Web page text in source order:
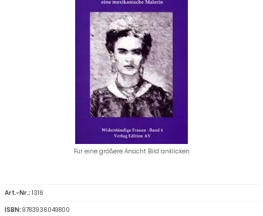
Für eine größere Ansicht Bild anklicken
Art.-Nr.:1316
ISBN:9783936049800